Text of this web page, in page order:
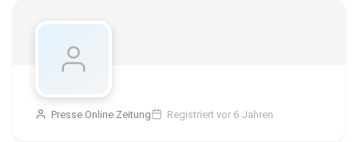
Presse Online Zeitung Registriert vor 6 Jahren